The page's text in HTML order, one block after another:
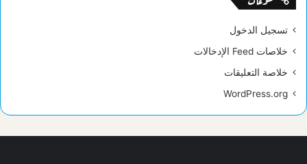
تسجيل الدخول
خلاصات Feed الإدخالات
خلاصة التعليقات
WordPress.org